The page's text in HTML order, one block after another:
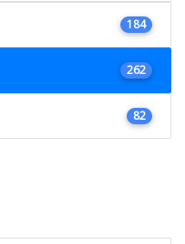
184
262
82